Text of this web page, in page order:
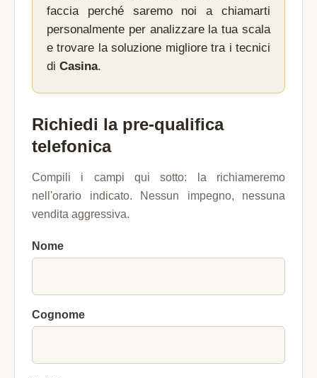
faccia perché saremo noi a chiamarti
personalmente per analizzare la tua scala
e trovare la soluzione migliore tra i tecnici
di Casina.
Richiedi la pre-qualifica
telefonica
Compili i campi qui sotto: la richiameremo
nell'orario indicato. Nessun impegno, nessuna
vendita aggressiva.
Nome
Cognome